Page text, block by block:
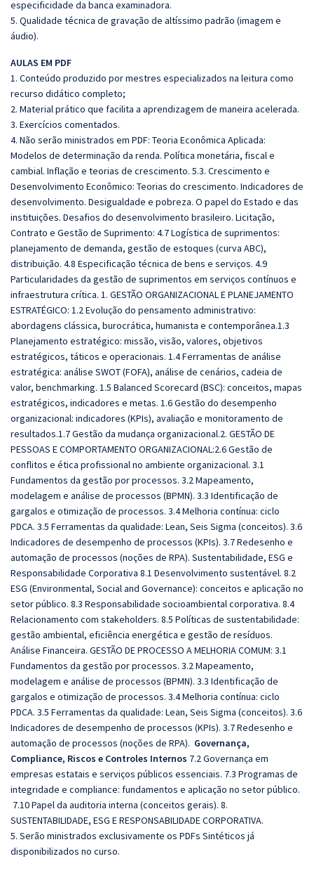
especificidade da banca examinadora.
5. Qualidade técnica de gravação de altíssimo padrão (imagem e
áudio).
AULAS EM PDF
1. Conteúdo produzido por mestres especializados na leitura como
recurso didático completo;
2. Material prático que facilita a aprendizagem de maneira acelerada.
3. Exercícios comentados.
4. Não serão ministrados em PDF: Teoria Econômica Aplicada:
Modelos de determinação da renda. Política monetária, fiscal e
cambial. Inflação e teorias de crescimento. 5.3. Crescimento e
Desenvolvimento Econômico: Teorias do crescimento. Indicadores de
desenvolvimento. Desigualdade e pobreza. O papel do Estado e das
instituições. Desafios do desenvolvimento brasileiro. Licitação,
Contrato e Gestão de Suprimento: 4.7 Logística de suprimentos:
planejamento de demanda, gestão de estoques (curva ABC),
distribuição. 4.8 Especificação técnica de bens e serviços. 4.9
Particularidades da gestão de suprimentos em serviços contínuos e
infraestrutura crítica. 1. GESTÃO ORGANIZACIONAL E PLANEJAMENTO
ESTRATÉGICO: 1.2 Evolução do pensamento administrativo:
abordagens clássica, burocrática, humanista e contemporânea.1.3
Planejamento estratégico: missão, visão, valores, objetivos
estratégicos, táticos e operacionais. 1.4 Ferramentas de análise
estratégica: análise SWOT (FOFA), análise de cenários, cadeia de
valor, benchmarking. 1.5 Balanced Scorecard (BSC): conceitos, mapas
estratégicos, indicadores e metas. 1.6 Gestão do desempenho
organizacional: indicadores (KPIs), avaliação e monitoramento de
resultados.1.7 Gestão da mudança organizacional.2. GESTÃO DE
PESSOAS E COMPORTAMENTO ORGANIZACIONAL:2.6 Gestão de
conflitos e ética profissional no ambiente organizacional. 3.1
Fundamentos da gestão por processos. 3.2 Mapeamento,
modelagem e análise de processos (BPMN). 3.3 Identificação de
gargalos e otimização de processos. 3.4 Melhoria contínua: ciclo
PDCA. 3.5 Ferramentas da qualidade: Lean, Seis Sigma (conceitos). 3.6
Indicadores de desempenho de processos (KPIs). 3.7 Redesenho e
automação de processos (noções de RPA). Sustentabilidade, ESG e
Responsabilidade Corporativa 8.1 Desenvolvimento sustentável. 8.2
ESG (Environmental, Social and Governance): conceitos e aplicação no
setor público. 8.3 Responsabilidade socioambiental corporativa. 8.4
Relacionamento com stakeholders. 8.5 Políticas de sustentabilidade:
gestão ambiental, eficiência energética e gestão de resíduos.
Análise Financeira. GESTÃO DE PROCESSO A MELHORIA COMUM: 3.1
Fundamentos da gestão por processos. 3.2 Mapeamento,
modelagem e análise de processos (BPMN). 3.3 Identificação de
gargalos e otimização de processos. 3.4 Melhoria contínua: ciclo
PDCA. 3.5 Ferramentas da qualidade: Lean, Seis Sigma (conceitos). 3.6
Indicadores de desempenho de processos (KPIs). 3.7 Redesenho e
automação de processos (noções de RPA). Governança,
Compliance, Riscos e Controles Internos 7.2 Governança em
empresas estatais e serviços públicos essenciais. 7.3 Programas de
integridade e compliance: fundamentos e aplicação no setor público.
7.10 Papel da auditoria interna (conceitos gerais). 8.
SUSTENTABILIDADE, ESG E RESPONSABILIDADE CORPORATIVA.
5. Serão ministrados exclusivamente os PDFs Sintéticos já
disponibilizados no curso.